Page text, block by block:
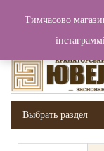
Вход / Регистрация
Выбрать раздел
Тимчасово